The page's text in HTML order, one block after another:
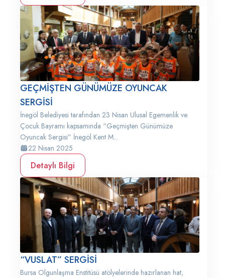
GEÇMİŞTEN GÜNÜMÜZE OYUNCAK
SERGİSİ
İnegöl Belediyesi tarafından 23 Nisan Ulusal Egemenlik ve
Çocuk Bayramı kapsamında “Geçmişten Günümüze
Oyuncak Sergisi” İnegöl Kent M...
22 Nisan 2025
Detaylı Bilgi
“VUSLAT” SERGİSİ
Bursa Olgunlaşma Enstitüsü atölyelerinde hazırlanan hat,